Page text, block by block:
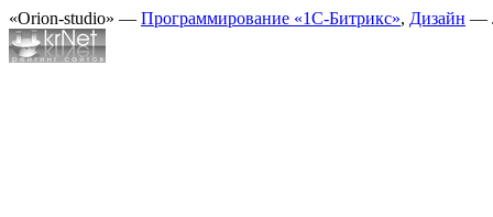
«Orion-studio» — Программирование «1С-Битрикс», Дизайн —